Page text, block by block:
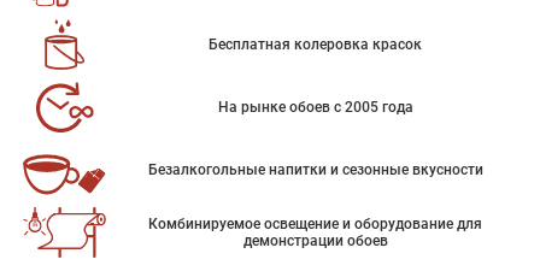
Бесплатная колеровка красок
На рынке обоев с 2005 года
Безалкогольные напитки и сезонные вкусности
Комбинируемое освещение и оборудование для
демонстрации обоев